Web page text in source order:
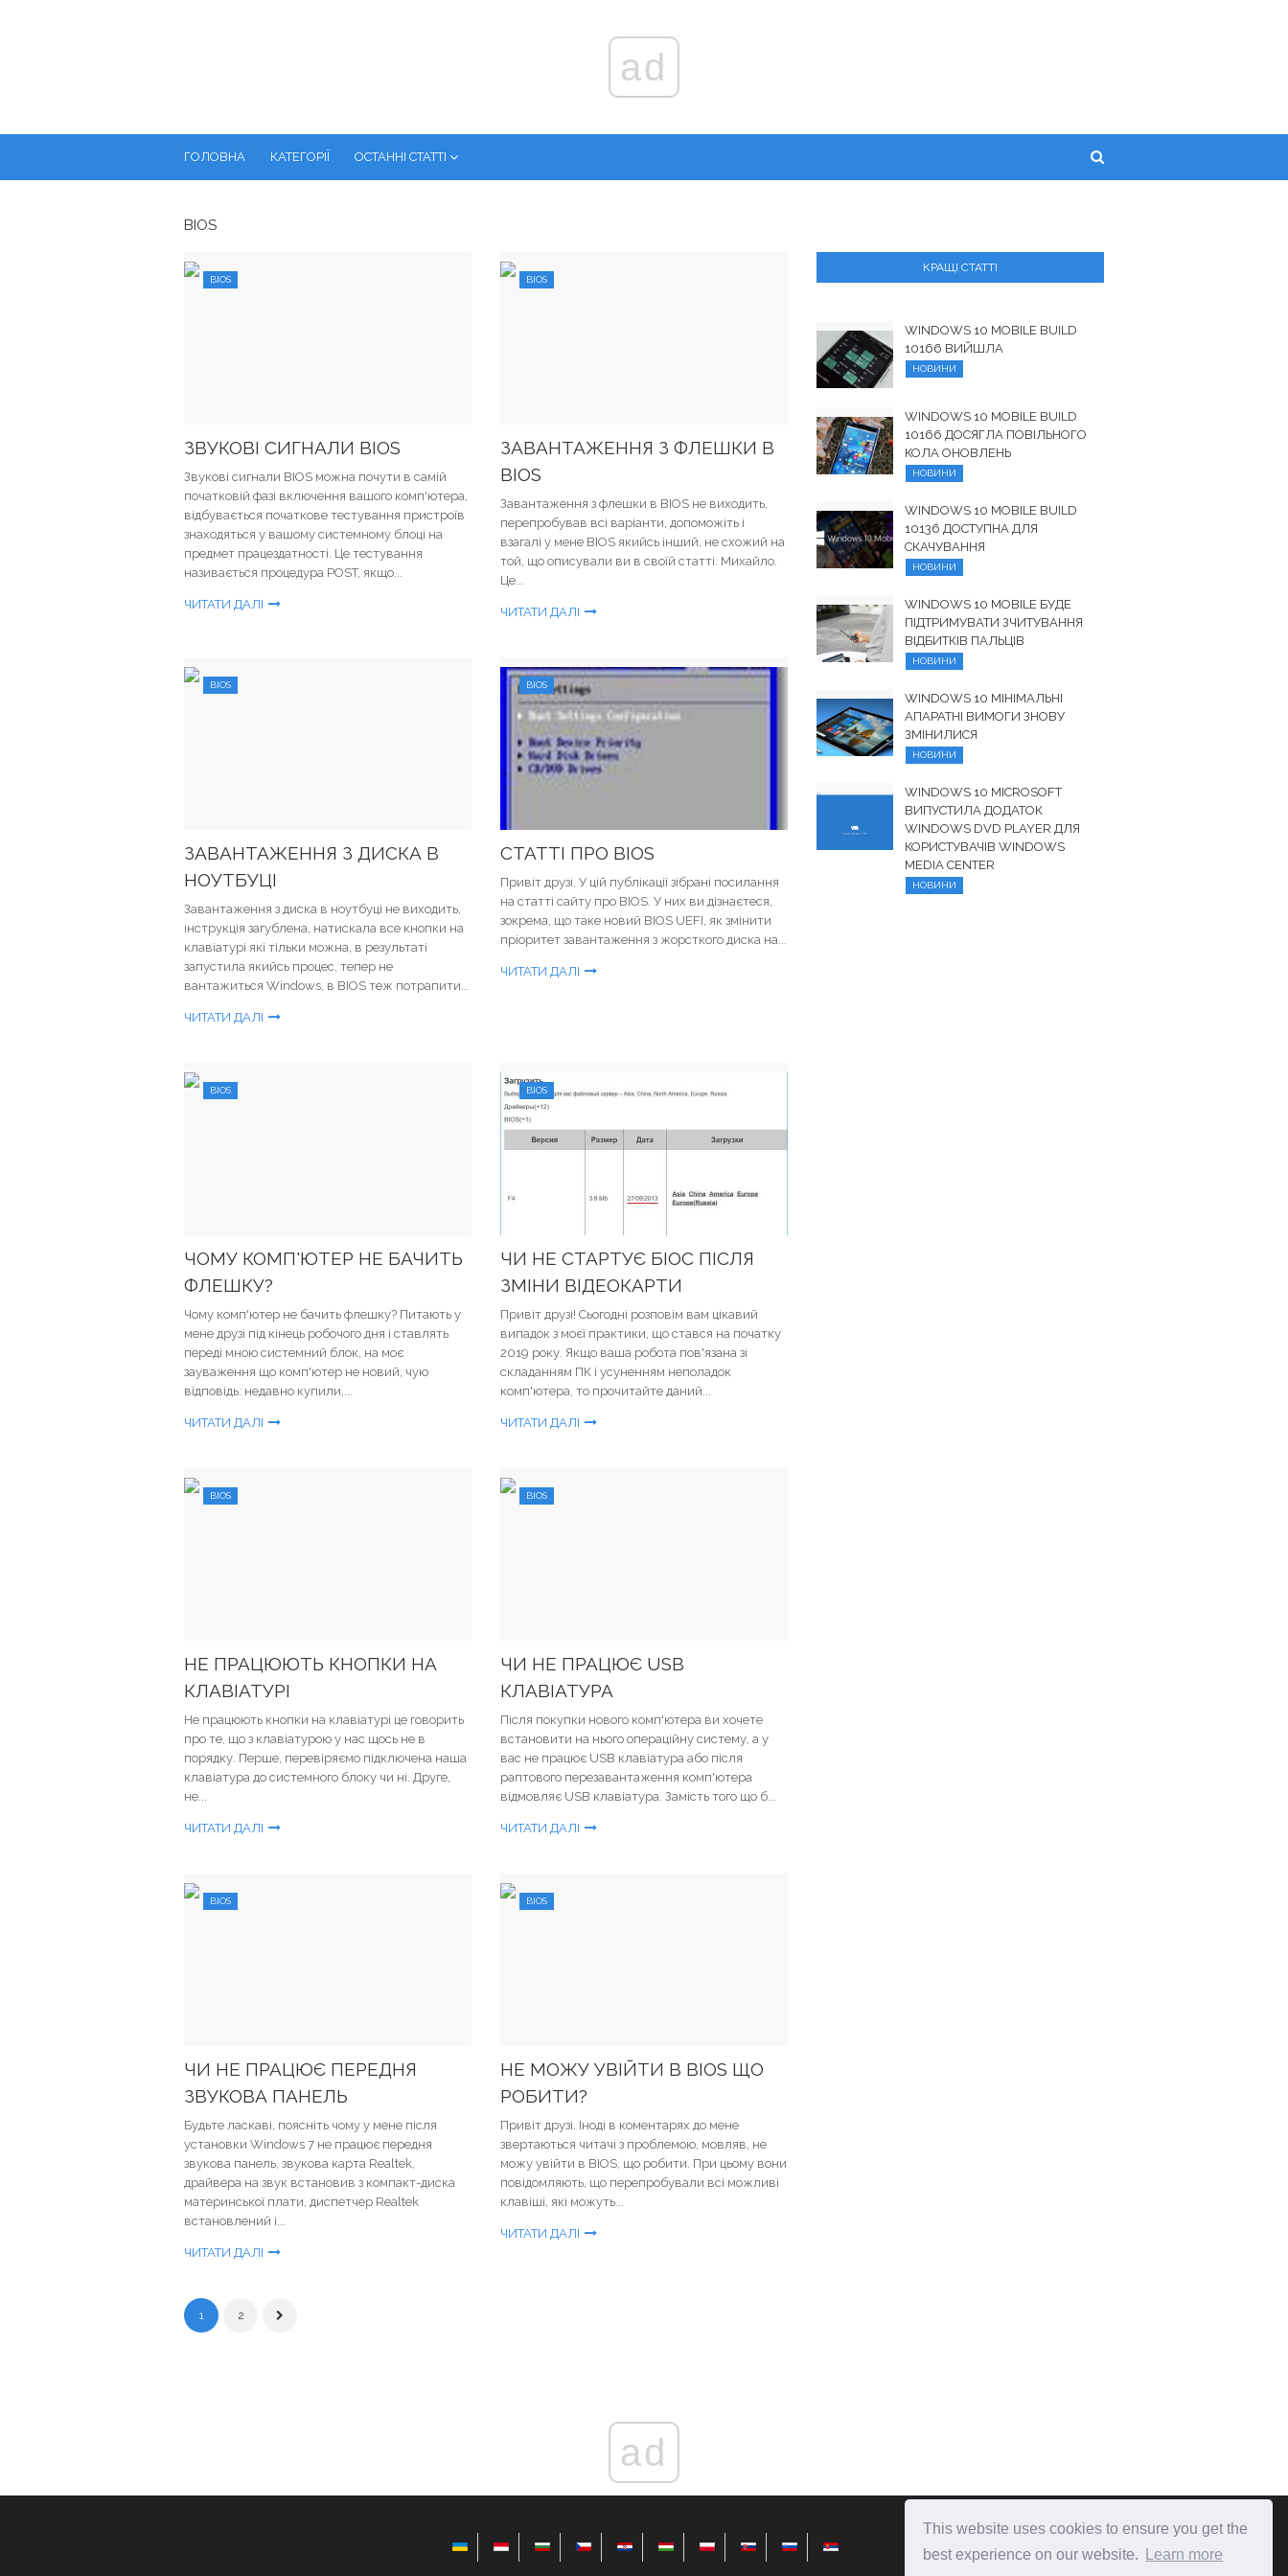
This website uses cookies to ensure you get the
best experience on our website.
Learn more
ad
ГОЛОВНА КАТЕГОРІЇ ОСТАННІ СТАТТІ
BIOS
BIOS
ЗВУКОВІ СИГНАЛИ BIOS
Звукові сигнали BIOS можна почути в самій
початковій фазі включення вашого комп'ютера,
відбувається початкове тестування пристроїв
знаходяться у вашому системному блоці на
предмет працездатності. Це тестування
називається процедура POST, якщо...
ЧИТАТИ ДАЛІ
BIOS
ЗАВАНТАЖЕННЯ З ФЛЕШКИ В
BIOS
Завантаження з флешки в BIOS не виходить,
перепробував всі варіанти, допоможіть і
взагалі у мене BIOS якийсь інший, не схожий на
той, що описували ви в своїй статті. Михайло.
Це...
ЧИТАТИ ДАЛІ
BIOS
ЗАВАНТАЖЕННЯ З ДИСКА В
НОУТБУЦІ
Завантаження з диска в ноутбуці не виходить,
інструкція загублена, натискала все кнопки на
клавіатурі які тільки можна, в результаті
запустила якийсь процес, тепер не
вантажиться Windows, в BIOS теж потрапити...
ЧИТАТИ ДАЛІ
BIOS
СТАТТІ ПРО BIOS
Привіт друзі. У цій публікації зібрані посилання
на статті сайту про BIOS. У них ви дізнаєтеся,
зокрема, що таке новий BIOS UEFI, як змінити
пріоритет завантаження з жорсткого диска на...
ЧИТАТИ ДАЛІ
BIOS
ЧОМУ КОМП'ЮТЕР НЕ БАЧИТЬ
ФЛЕШКУ?
Чому комп'ютер не бачить флешку? Питають у
мене друзі під кінець робочого дня і ставлять
переді мною системний блок, на моє
зауваження що комп'ютер не новий, чую
відповідь: недавно купили,...
ЧИТАТИ ДАЛІ
BIOS
ЧИ НЕ СТАРТУЄ БІОС ПІСЛЯ
ЗМІНИ ВІДЕОКАРТИ
Привіт друзі! Сьогодні розповім вам цікавий
випадок з моєї практики, що стався на початку
2019 року. Якщо ваша робота пов'язана зі
складанням ПК і усуненням неполадок
комп'ютера, то прочитайте даний...
ЧИТАТИ ДАЛІ
BIOS
НЕ ПРАЦЮЮТЬ КНОПКИ НА
КЛАВІАТУРІ
Не працюють кнопки на клавіатурі це говорить
про те, що з клавіатурою у нас щось не в
порядку. Перше, перевіряємо підключена наша
клавіатура до системного блоку чи ні. Друге,
не...
ЧИТАТИ ДАЛІ
BIOS
ЧИ НЕ ПРАЦЮЄ USB
КЛАВІАТУРА
Після покупки нового комп'ютера ви хочете
встановити на нього операційну систему, а у
вас не працює USB клавіатура або після
раптового перезавантаження комп'ютера
відмовляє USB клавіатура. Замість того що б...
ЧИТАТИ ДАЛІ
BIOS
ЧИ НЕ ПРАЦЮЄ ПЕРЕДНЯ
ЗВУКОВА ПАНЕЛЬ
Будьте ласкаві, поясніть чому у мене після
установки Windows 7 не працює передня
звукова панель, звукова карта Realtek,
драйвера на звук встановив з компакт-диска
материнської плати, диспетчер Realtek
встановлений і...
ЧИТАТИ ДАЛІ
BIOS
НЕ МОЖУ УВІЙТИ В BIOS ЩО
РОБИТИ?
Привіт друзі. Іноді в коментарях до мене
звертаються читачі з проблемою, мовляв, не
можу увійти в BIOS, що робити. При цьому вони
повідомляють, що перепробували всі можливі
клавіші, які можуть...
ЧИТАТИ ДАЛІ
1 2
КРАЩІ СТАТТІ
WINDOWS 10 MOBILE BUILD
10166 ВИЙШЛА
НОВИНИ
WINDOWS 10 MOBILE BUILD
10166 ДОСЯГЛА ПОВІЛЬНОГО
КОЛА ОНОВЛЕНЬ
НОВИНИ
WINDOWS 10 MOBILE BUILD
10136 ДОСТУПНА ДЛЯ
СКАЧУВАННЯ
НОВИНИ
WINDOWS 10 MOBILE БУДЕ
ПІДТРИМУВАТИ ЗЧИТУВАННЯ
ВІДБИТКІВ ПАЛЬЦІВ
НОВИНИ
WINDOWS 10 МІНІМАЛЬНІ
АПАРАТНІ ВИМОГИ ЗНОВУ
ЗМІНИЛИСЯ
НОВИНИ
WINDOWS 10 MICROSOFT
ВИПУСТИЛА ДОДАТОК
WINDOWS DVD PLAYER ДЛЯ
КОРИСТУВАЧІВ WINDOWS
MEDIA CENTER
НОВИНИ
ad